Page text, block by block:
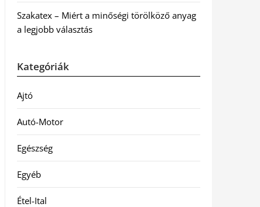
Szakatex – Miért a minőségi törölköző anyag
a legjobb választás
Kategóriák
Ajtó
Autó-Motor
Egészség
Egyéb
Étel-Ital